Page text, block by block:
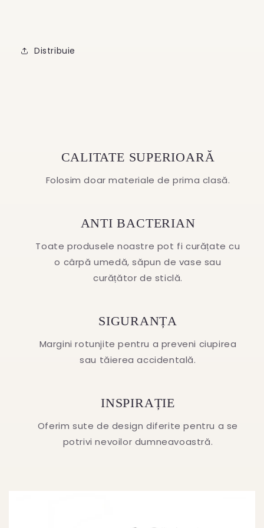
Distribuie
CALITATE SUPERIOARĂ
Folosim doar materiale de prima clasă.
ANTI BACTERIAN
Toate produsele noastre pot fi curățate cu
o cârpă umedă, săpun de vase sau
curățător de sticlă.
SIGURANȚA
Margini rotunjite pentru a preveni ciupirea
sau tăierea accidentală.
INSPIRAȚIE
Oferim sute de design diferite pentru a se
potrivi nevoilor dumneavoastră.